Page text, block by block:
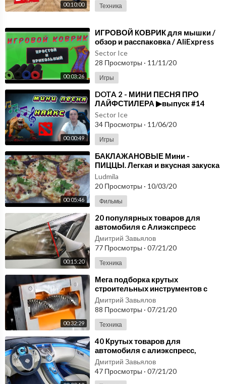
00:10:00 Техника
00:03:26
⁣ИГРОВОЙ КОВРИК для мышки /
обзор и расспаковка / AliExpress
Sector Ice
28 Просмотры · 11/11/20
Игры
00:00:49
⁣DOTA 2 - МИНИ ПЕСНЯ ПРО
ЛАЙФСТИЛЕРА ▶выпуск #14
Sector Ice
34 Просмотры · 11/06/20
Игры
00:05:46
⁣БАКЛАЖАНОВЫЕ Мини -
ПИЦЦЫ. Легкая и вкусная закуска
без особых хлопот.
Ludmila
20 Просмотры · 10/03/20
Фильмы
00:15:20
⁣20 популярных товаров для
автомобиля с Алиэкспресс
Aliexpress покупки для авто №46
Дмитрий Завьялов
77 Просмотры · 07/21/20
Техника
00:32:29
⁣Мега подборка крутых
строительных инструментов с
Aliexpress, лучшее с Алиэкспресс
2020
Дмитрий Завьялов
88 Просмотры · 07/21/20
Техника
⁣40 Крутых товаров для
автомобиля с алиэкспресс,
подборка автотоваров Aliexpress
Дмитрий Завьялов
47 Просмотры · 07/21/20